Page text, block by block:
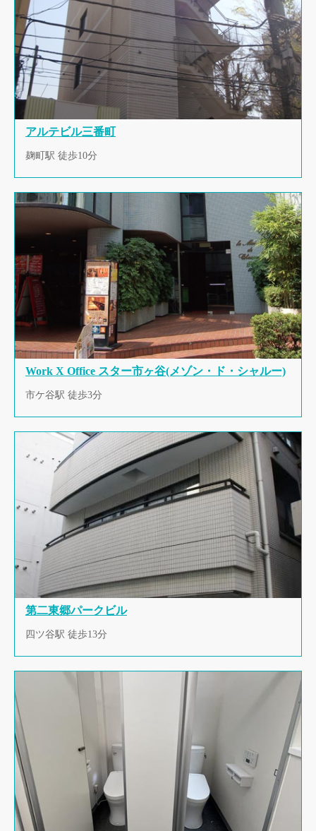
アルテビル三番町
麹町駅 徒歩10分
Work X Office スター市ヶ谷(メゾン・ド・シャルー)
市ケ谷駅 徒歩3分
第二東郷パークビル
四ツ谷駅 徒歩13分